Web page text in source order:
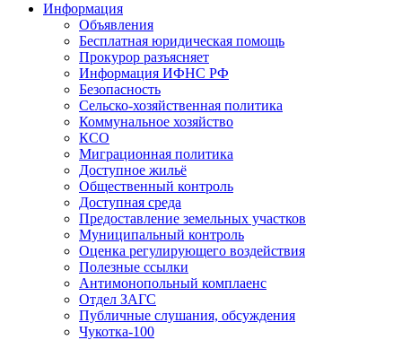
Информация
Объявления
Бесплатная юридическая помощь
Прокурор разъясняет
Информация ИФНС РФ
Безопасность
Сельско-хозяйственная политика
Коммунальное хозяйство
КСО
Миграционная политика
Доступное жильё
Общественный контроль
Доступная среда
Предоставление земельных участков
Муниципальный контроль
Оценка регулирующего воздействия
Полезные ссылки
Антимонопольный комплаенс
Отдел ЗАГС
Публичные слушания, обсуждения
Чукотка-100